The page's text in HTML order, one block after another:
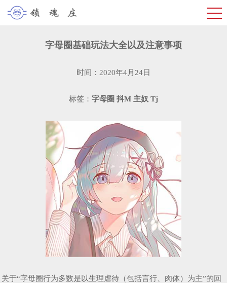
字母圈基础玩法大全以及注意事项
时间：2020年4月24日
标签： 字母圈 抖M 主奴 Tj
关于“字母圈行为多数是以生理虐待（包括言行、肉体）为主”的回